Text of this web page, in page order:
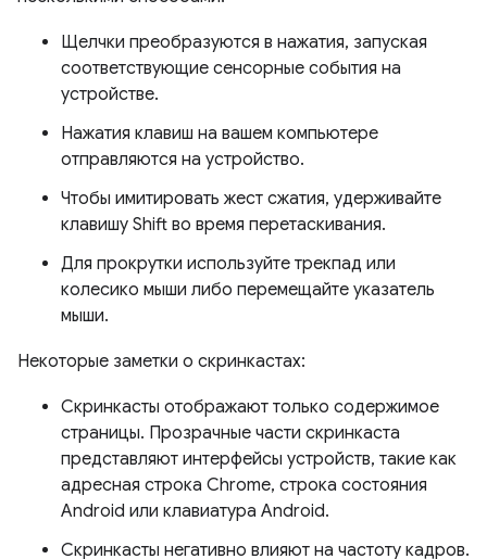
Щелчки преобразуются в нажатия, запуская
соответствующие сенсорные события на
устройстве.
Нажатия клавиш на вашем компьютере
отправляются на устройство.
Чтобы имитировать жест сжатия, удерживайте
клавишу Shift во время перетаскивания.
Для прокрутки используйте трекпад или
колесико мыши либо перемещайте указатель
мыши.
Некоторые заметки о скринкастах:
Скринкасты отображают только содержимое
страницы. Прозрачные части скринкаста
представляют интерфейсы устройств, такие как
адресная строка Chrome, строка состояния
Android или клавиатура Android.
Скринкасты негативно влияют на частоту кадров.